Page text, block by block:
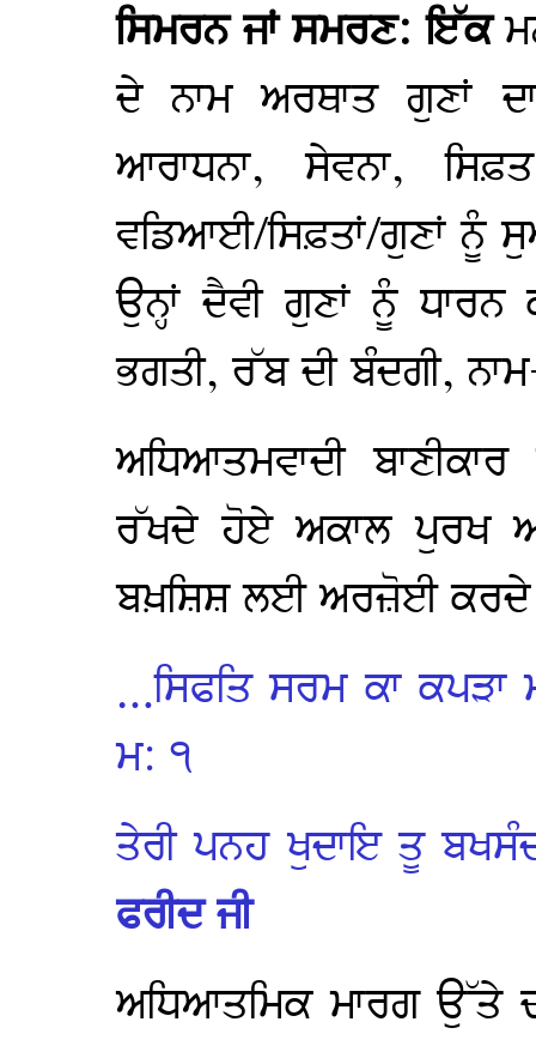
ਸਿਮਰਨ ਜਾਂ ਸਮਰਣ: ਇੱਕ
ਦੇ ਨਾਮ ਅਰਥਾਤ ਗੁਣਾਂ
ਆਰਾਧਨਾ, ਸੇਵਨਾ,
ਵਡਿਆਈ/ਸਿਫ਼ਤਾਂ/ਗੁਣਾਂ ਨੂੰ
ਉਨ੍ਹਾਂ ਦੈਵੀ ਗੁਣਾਂ ਨੂੰ
ਭਗਤੀ, ਰੱਬ ਦੀ ਬੰਦਗੀ,
ਅਧਿਆਤਮਵਾਦੀ
ਰੱਖਦੇ ਹੋਏ ਅਕਾਲ ਪੁਰਖ
ਬਖ਼ਸ਼ਿਸ਼ ਲਈ ਅਰਜ਼ੋਈ
…ਸਿਫਤਿ ਸਰਮ ਕਾ
ਮ: ੧
ਤੇਰੀ ਪਨਹ ਖੁਦਾਇ ਤੂ
ਫਰੀਦ ਜੀ
ਅਧਿਆਤਮਿਕ ਮਾਰਗ ਉੱਤੇ